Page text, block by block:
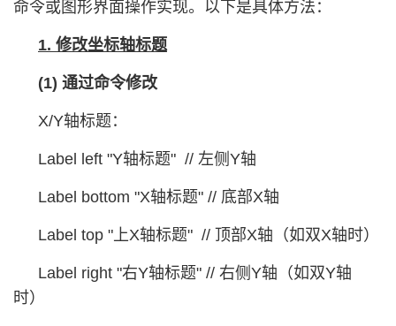
命令或图形界面操作实现。以下是具体方法：
1. 修改坐标轴标题
(1) 通过命令修改
X/Y轴标题：
Label left "Y轴标题" // 左侧Y轴
Label bottom "X轴标题" // 底部X轴
Label top "上X轴标题" // 顶部X轴（如双X轴时）
Label right "右Y轴标题" // 右侧Y轴（如双Y轴
时）